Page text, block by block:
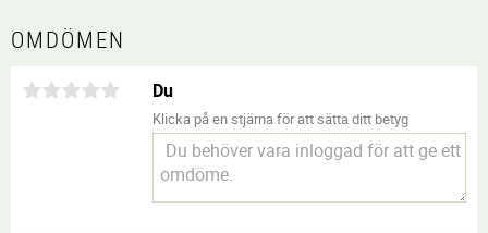
OMDÖMEN
Du
Klicka på en stjärna för att sätta ditt betyg